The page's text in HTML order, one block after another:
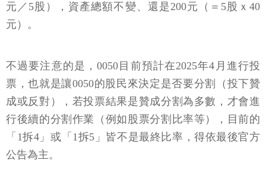
元／5股），資產總額不變、還是200元（＝5股ｘ40
元）。
不過要注意的是，0050目前預計在2025年4月進行投
票，也就是讓0050的股民來決定是否要分割（投下贊
成或反對），若投票結果是贊成分割為多數，才會進
行後續的分割作業（例如股票分割比率等），目前的
「1拆4」或「1拆5」皆不是最終比率，得依最後官方
公告為主。